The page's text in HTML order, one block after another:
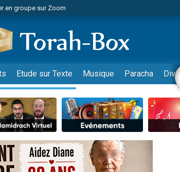
en groupe sur Zoom
sur WhatsApp
sur WhatsApp
un don pour Reloger Rivka, 6 enfants, victime de
un don pour 1 Journée de Vacances Pour les Enfants
une bénédiction
sur WhatsApp
en groupe sur Zoom
sur WhatsApp
Etude sur Texte Musique Paracha